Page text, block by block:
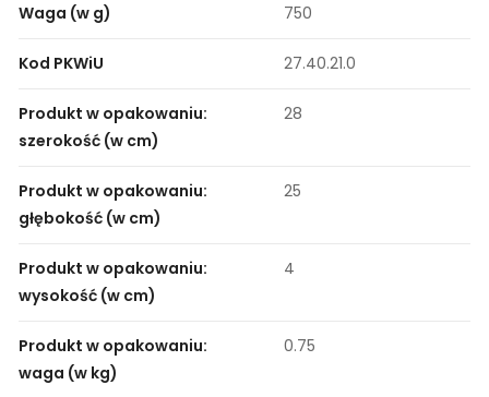
Waga (w g) 750
Kod PKWiU 27.40.21.0
Produkt w opakowaniu:
szerokość (w cm)
28
Produkt w opakowaniu:
głębokość (w cm)
25
Produkt w opakowaniu:
wysokość (w cm)
4
Produkt w opakowaniu:
waga (w kg)
0.75